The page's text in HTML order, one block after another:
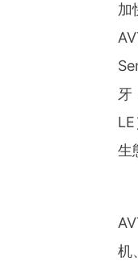
加
牙
生
机